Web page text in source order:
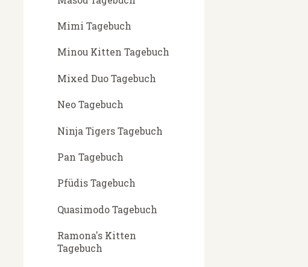
Mimi Tagebuch
Minou Kitten Tagebuch
Mixed Duo Tagebuch
Neo Tagebuch
Ninja Tigers Tagebuch
Pan Tagebuch
Pfüdis Tagebuch
Quasimodo Tagebuch
Ramona's Kitten
Tagebuch